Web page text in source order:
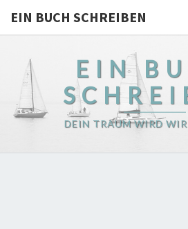
EIN BUCH SCHREIBEN
EIN
DEIN TRAUM WIRD